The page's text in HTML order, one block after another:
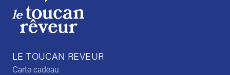
LE TOUCAN REVEUR
Carte cadeau